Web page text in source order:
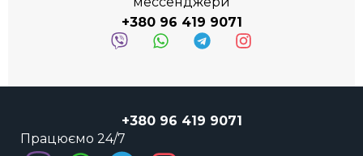
+380 96 419 9071
+380 96 419 9071
Працюємо 24/7